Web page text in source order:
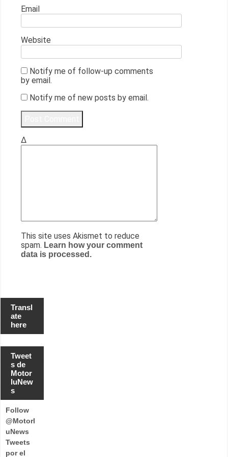
Email
Website
Notify me of follow-up comments
by email.
Notify me of new posts by email.
Δ
This site uses Akismet to reduce
spam. Learn how your comment
data is processed.
Transl
ate
here
Tweet
s de
Motor
luNew
s
Follow
@Motorl
uNews
Tweets
por el